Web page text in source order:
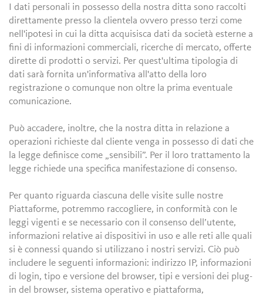
I dati personali in possesso della nostra ditta sono raccolti
direttamente presso la clientela ovvero presso terzi come
nell'ipotesi in cui la ditta acquisisca dati da società esterne a
fini di informazioni commerciali, ricerche di mercato, offerte
dirette di prodotti o servizi. Per quest'ultima tipologia di
dati sarà fornita un'informativa all'atto della loro
registrazione o comunque non oltre la prima eventuale
comunicazione.
Può accadere, inoltre, che la nostra ditta in relazione a
operazioni richieste dal cliente venga in possesso di dati che
la legge definisce come „sensibili”. Per il loro trattamento la
legge richiede una specifica manifestazione di consenso.
Per quanto riguarda ciascuna delle visite sulle nostre
Piattaforme, potremmo raccogliere, in conformità con le
leggi vigenti e se necessario con il consenso dell’utente,
informazioni relative ai dispositivi in uso e alle reti alle quali
si è connessi quando si utilizzano i nostri servizi. Ciò può
includere le seguenti informazioni: indirizzo IP, informazioni
di login, tipo e versione del browser, tipi e versioni dei plug-
in del browser, sistema operativo e piattaforma,